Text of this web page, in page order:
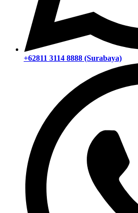
+62811 3114 8888 (Surabaya)